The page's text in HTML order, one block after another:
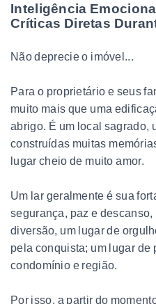
Inteligência
Críticas Diretas
Não deprecie o imóvel...
Para o proprietário e seus
muito mais que uma
abrigo. É um local sagrado,
construídas muitas
lugar cheio de muito amor.
Um lar geralmente é sua
segurança, paz e descanso,
diversão, um lugar de
pela conquista; um lugar de
condomínio e região.
Por isso, a partir do